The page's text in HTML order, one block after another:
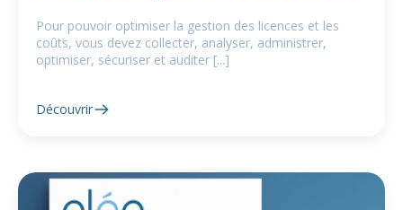
Pour pouvoir optimiser la gestion des licences et les
coûts, vous devez collecter, analyser, administrer,
optimiser, sécuriser et auditer [...]
Découvrir